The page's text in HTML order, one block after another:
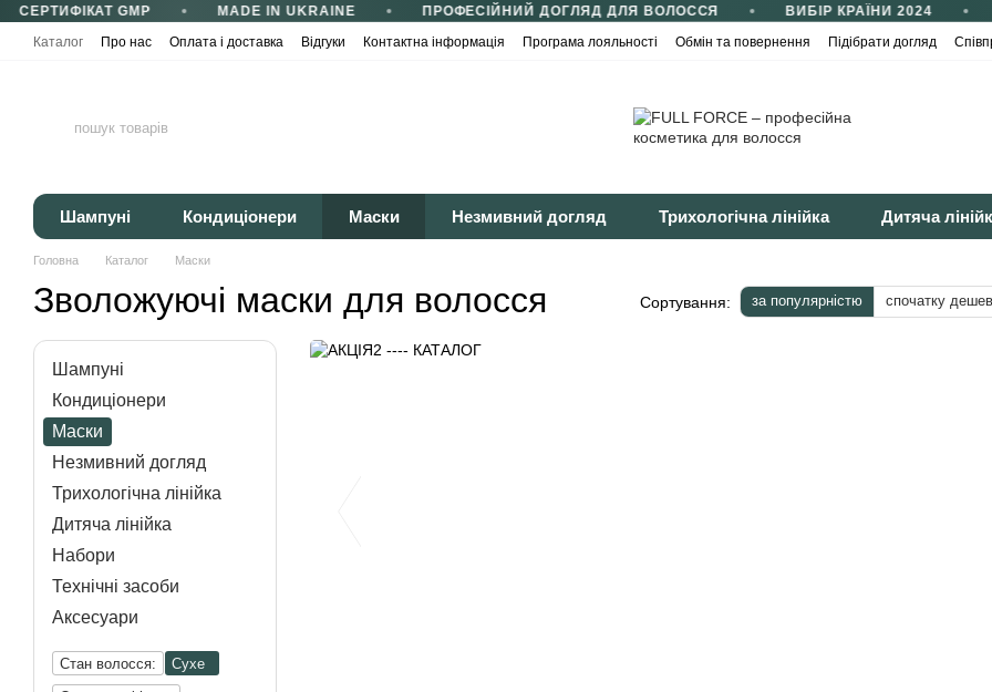
Перейти до основного контенту
СЕРТИФІКАТ GMP MADE IN UKRAINE ПРОФЕСІЙНИЙ ДОГЛЯД ДЛЯ ВОЛОССЯ ВИБІР КРАЇНИ 2024
Каталог
Про нас Оплата і доставка Відгуки Контактна інформація Програма лояльності Обмін та повернення Підібрати догляд
Шампуні Кондиціонери Маски Незмивний догляд Трихологічна лінійка Дитяча
Головна Каталог Маски
Зволожуючі маски для волосся Сортування: за популярністю спочатку
Шампуні
Кондиціонери
Маски
Незмивний догляд
Трихологічна лінійка
Дитяча лінійка
Набори
Технічні засоби
Аксесуари
Стан волосся:
Сухе